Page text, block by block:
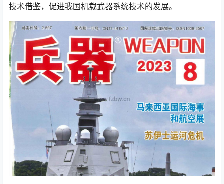
技术借鉴，促进我国机载武器系统技术的发展。